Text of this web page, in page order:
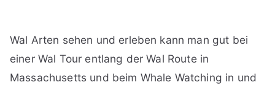
Wal Arten sehen und erleben kann man gut bei
einer Wal Tour entlang der Wal Route in
Massachusetts und beim Whale Watching in und